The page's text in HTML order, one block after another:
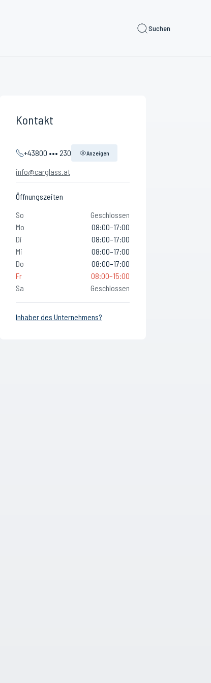
Suchen
Kontakt
+43800 ••• 230 Anzeigen
info@carglass.at
Öffnungszeiten
So
Geschlossen
Mo
08:00–17:00
Di
08:00–17:00
Mi
08:00–17:00
Do
08:00–17:00
Fr
08:00–15:00
Sa
Geschlossen
Inhaber des Unternehmens?